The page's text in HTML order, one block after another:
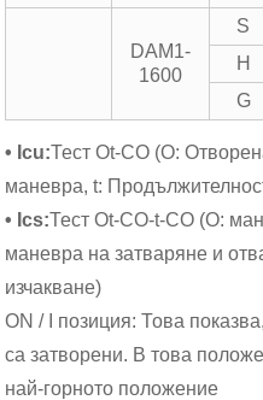
DAM1-
1600
S
H
G
• Icu:Тест Ot-CO (O:
маневра, t:
• Ics:Тест Ot-CO-t-CO (O:
маневра на затваряне и
изчакване)
ON / I позиция: Това
са затворени. В това
най-горното положение